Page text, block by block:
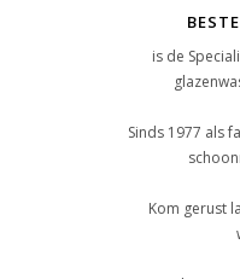
is de
Sinds 1977 als
Kom gerust